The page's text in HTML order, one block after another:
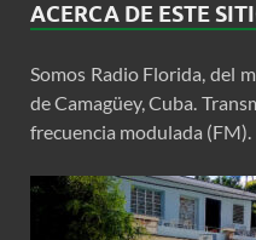
ACERCA DE ESTE
Somos Radio Florida, del
de Camagüey, Cuba.
frecuencia modulada (FM).